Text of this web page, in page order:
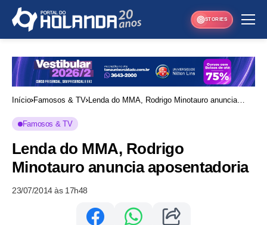
STORIES
Início Famosos & TV Lenda do MMA, Rodrigo Minotauro anuncia
Famosos & TV
Lenda do MMA, Rodrigo
Minotauro anuncia aposentadoria
23/07/2014 às 17h48